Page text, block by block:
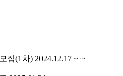
집(1차) 2024.12.17 ~ ~